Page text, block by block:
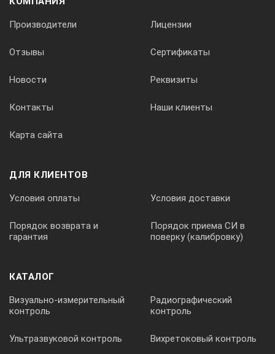
Производители Лицензии
Отзывы Сертификаты
Новости Реквизиты
Контакты Наши клиенты
Карта сайта
ДЛЯ КЛИЕНТОВ
Условия оплаты Условия доставки
Порядок возврата и
гарантия
Порядок приема СИ в
поверку (калибровку)
КАТАЛОГ
Визуально-измерительный
контроль
Радиографический
контроль
Ультразвуковой контроль Вихретоковый контроль